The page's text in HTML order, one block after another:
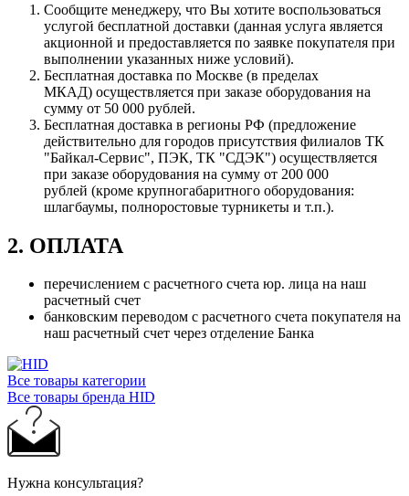
Сообщите менеджеру, что Вы хотите воспользоваться
услугой бесплатной доставки (данная услуга является
акционной и предоставляется по заявке покупателя при
выполнении указанных ниже условий).
Бесплатная доставка по Москве (в пределах
МКАД) осуществляется при заказе оборудования на
сумму от 50 000 рублей.
Бесплатная доставка в регионы РФ (предложение
действительно для городов присутствия филиалов ТК
"Байкал-Сервис", ПЭК, ТК "СДЭК") осуществляется
при заказе оборудования на сумму от 200 000
рублей (кроме крупногабаритного оборудования:
шлагбаумы, полноростовые турникеты и т.п.).
2. ОПЛАТА
перечислением с расчетного счета юр. лица на наш
расчетный счет
банковским переводом с расчетного счета покупателя на
наш расчетный счет через отделение Банка
Все товары категории
Все товары бренда HID
Нужна консультация?